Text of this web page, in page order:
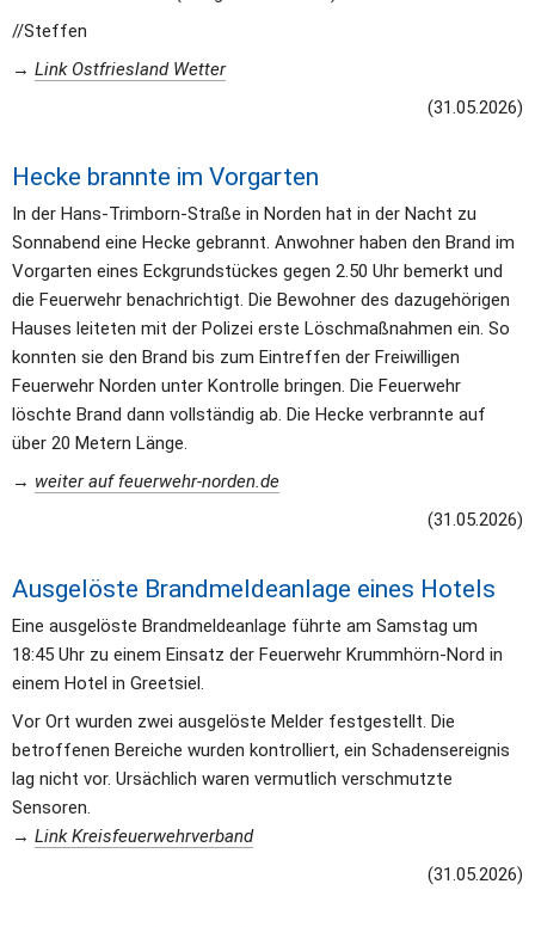
//Steffen
→ Link Ostfriesland Wetter
(31.05.2026)
Hecke brannte im Vorgarten
In der Hans-Trimborn-Straße in Norden hat in der Nacht zu
Sonnabend eine Hecke gebrannt. Anwohner haben den Brand im
Vorgarten eines Eckgrundstückes gegen 2.50 Uhr bemerkt und
die Feuerwehr benachrichtigt. Die Bewohner des dazugehörigen
Hauses leiteten mit der Polizei erste Löschmaßnahmen ein. So
konnten sie den Brand bis zum Eintreffen der Freiwilligen
Feuerwehr Norden unter Kontrolle bringen. Die Feuerwehr
löschte Brand dann vollständig ab. Die Hecke verbrannte auf
über 20 Metern Länge.
→ weiter auf feuerwehr-norden.de
(31.05.2026)
Ausgelöste Brandmeldeanlage eines Hotels
﻿Eine ausgelöste Brandmeldeanlage führte am Samstag um
18:45 Uhr zu einem Einsatz der Feuerwehr Krummhörn-Nord in
einem Hotel in Greetsiel.
Vor Ort wurden zwei ausgelöste Melder festgestellt. Die
betroffenen Bereiche wurden kontrolliert, ein Schadensereignis
lag nicht vor. Ursächlich waren vermutlich verschmutzte
Sensoren.
→ Link Kreisfeuerwehrverband
(31.05.2026)